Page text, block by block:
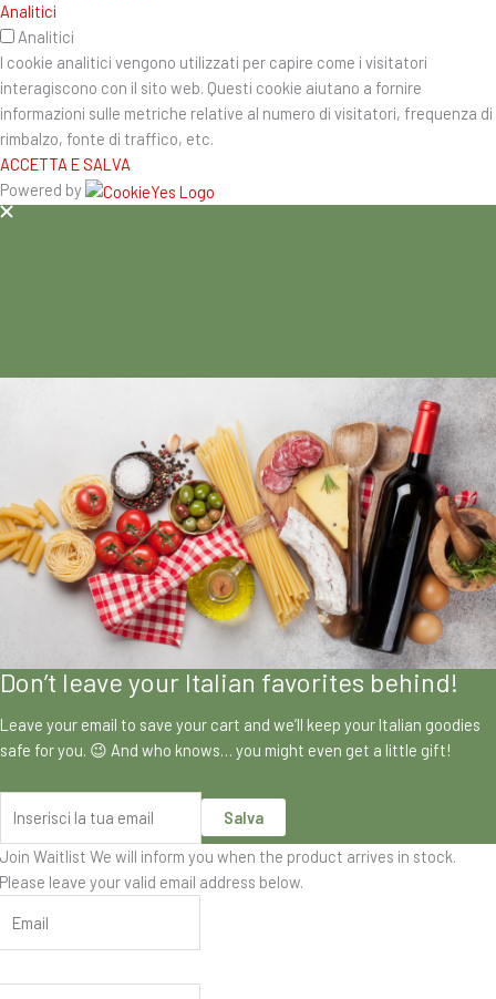
Analitici
Analitici
I cookie analitici vengono utilizzati per capire come i visitatori
interagiscono con il sito web. Questi cookie aiutano a fornire
informazioni sulle metriche relative al numero di visitatori, frequenza di
rimbalzo, fonte di traffico, etc.
ACCETTA E SALVA
Powered by
Don’t leave your Italian favorites behind!
Leave your email to save your cart and we’ll keep your Italian goodies
safe for you. 😉 And who knows… you might even get a little gift!
Salva
Join Waitlist We will inform you when the product arrives in stock.
Please leave your valid email address below.